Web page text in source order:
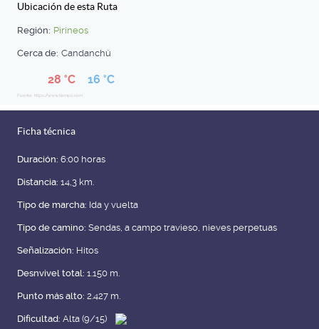
Ubicación de esta Ruta
Región: Pirineos
Cerca de: Candanchú
28 °C 16 °C
Fuente: https://www.tiempo.com
Ficha técnica
Duración: 6:00 horas
Distancia: 14,3 km.
Tipo de marcha: Ida y vuelta
Tipo de camino: Sendas, a campo travieso, nieves perpetuas
Señalización: Hitos
Desnvivel total: 1.150 m.
Punto más alto: 2.427 m.
Dificultad: Alta (9/15)